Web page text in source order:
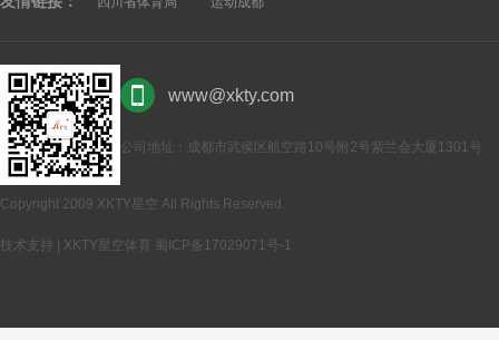
www@xkty.com
公司地址：成都市武侯区航空路10号附2号紫兰会大厦1301号
Copyright 2009 XKTY星空 All Rights Reserved.
技术支持 | XKTY星空体育 蜀ICP备17029071号-1